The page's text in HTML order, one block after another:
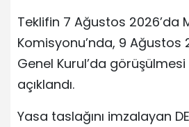
Teklifin 7 Ağustos 2026’da
Komisyonu’nda, 9 Ağustos
Genel Kurul’da görüşülmesi
açıklandı.
Yasa taslağını imzalayan